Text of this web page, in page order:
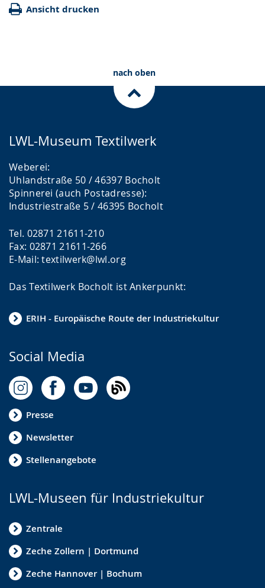
Ansicht drucken
nach oben
LWL-Museum Textilwerk
Weberei:
Uhlandstraße 50 / 46397 Bocholt
Spinnerei (auch Postadresse):
Industriestraße 5 / 46395 Bocholt
Tel. 02871 21611-210
Fax: 02871 21611-266
E-Mail: textilwerk@lwl.org
Das Textilwerk Bocholt ist Ankerpunkt:
ERIH - Europäische Route der Industriekultur
Social Media
Presse
Newsletter
Stellenangebote
LWL-Museen für Industriekultur
Zentrale
Zeche Zollern | Dortmund
Zeche Hannover | Bochum